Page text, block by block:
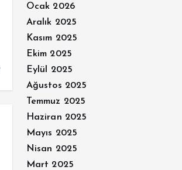
Ocak 2026
Aralık 2025
Kasım 2025
Ekim 2025
Eylül 2025
Ağustos 2025
Temmuz 2025
Haziran 2025
Mayıs 2025
Nisan 2025
Mart 2025